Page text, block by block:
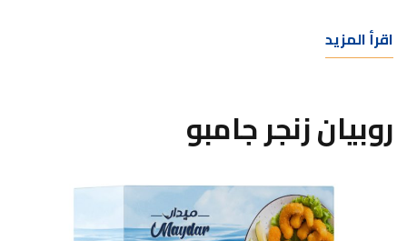
اقرأ المزيد
روبيان زنجر جامبو